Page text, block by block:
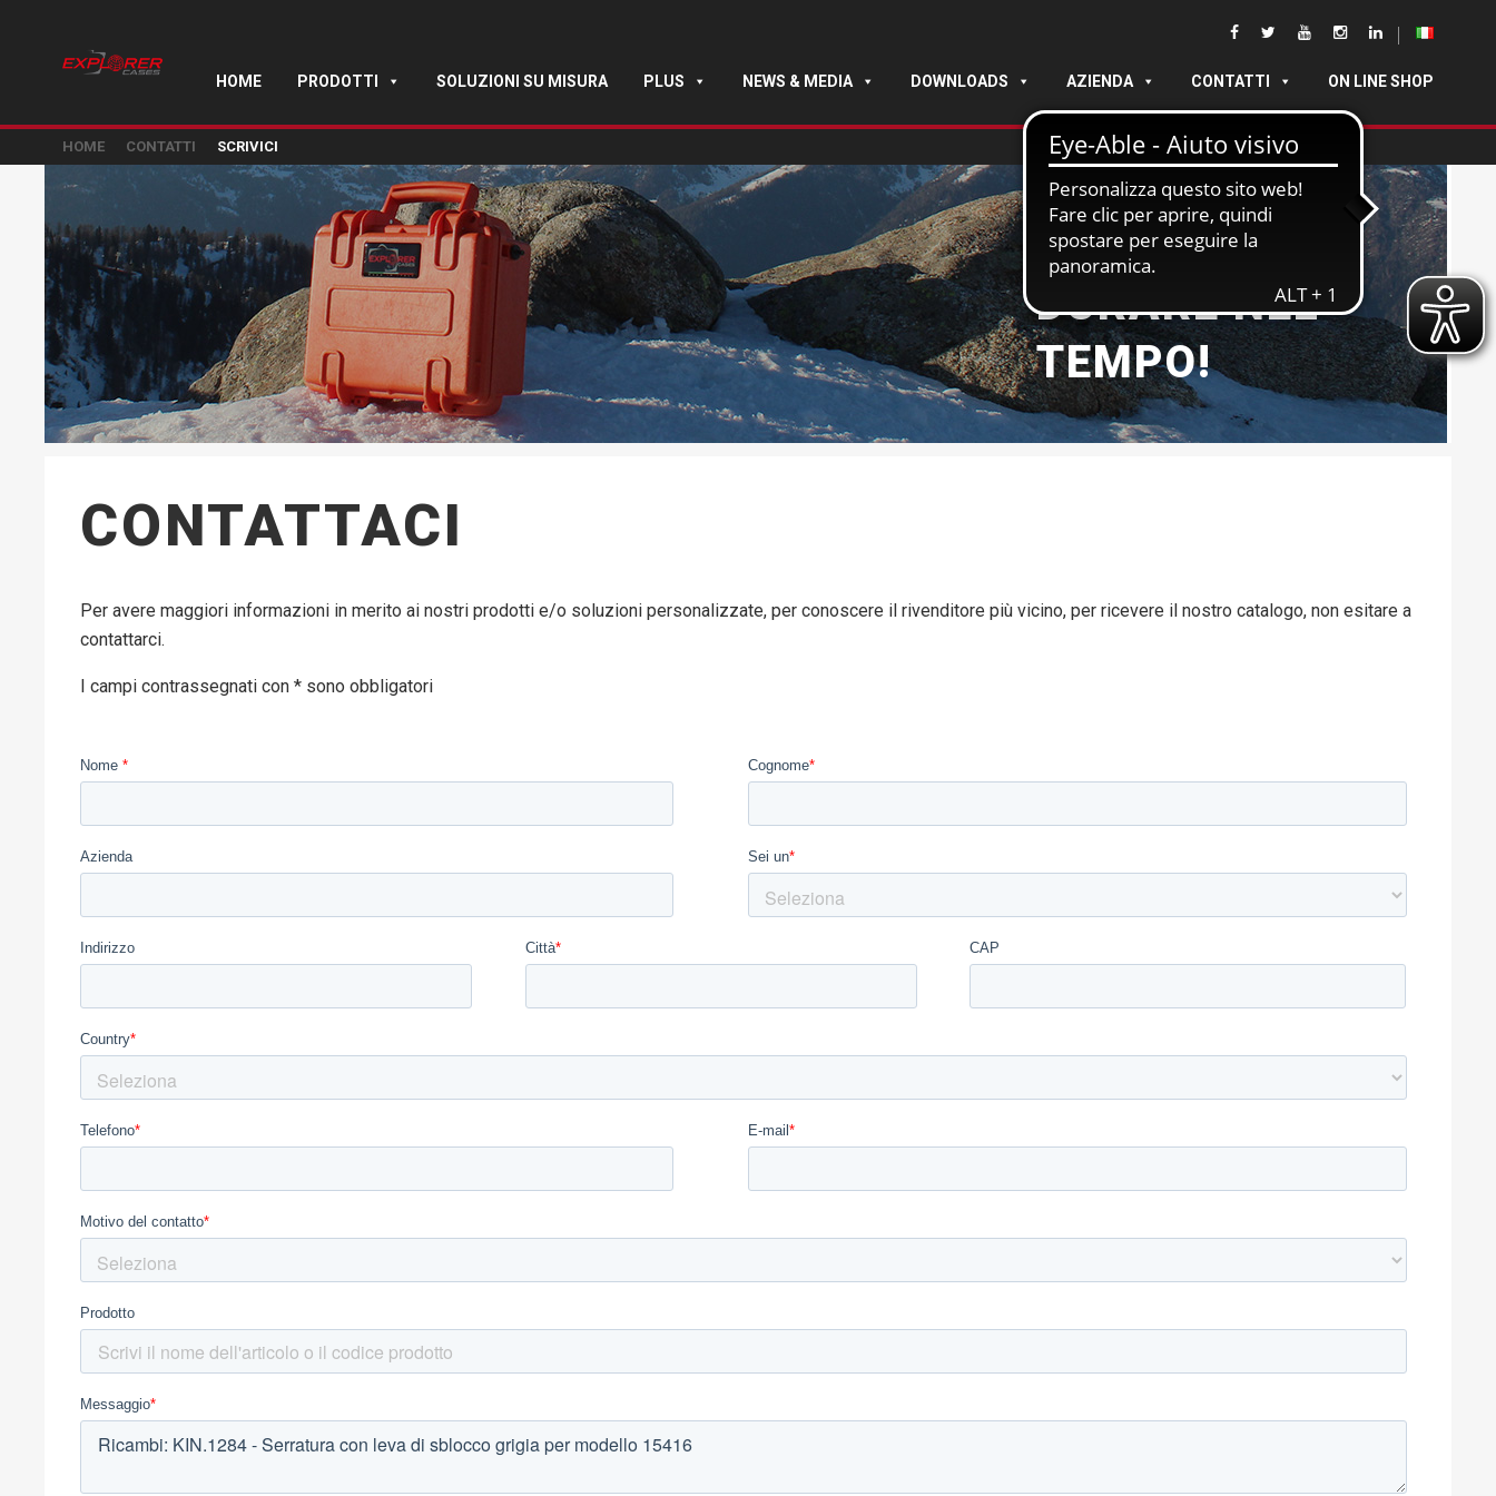
HOME PRODOTTI SOLUZIONI SU MISURA PLUS NEWS & MEDIA DOWNLOADS AZIENDA CONTATTI ON LINE SHOP
HOME CONTATTI SCRIVICI
NATE PER
DURARE NEL
TEMPO!
CONTATTACI
Per avere maggiori informazioni in merito ai nostri prodotti e/o soluzioni personalizzate, per conoscere il rivenditore più vicino, per ricevere il nostro catalogo, non esitare a
contattarci.
I campi contrassegnati con * sono obbligatori